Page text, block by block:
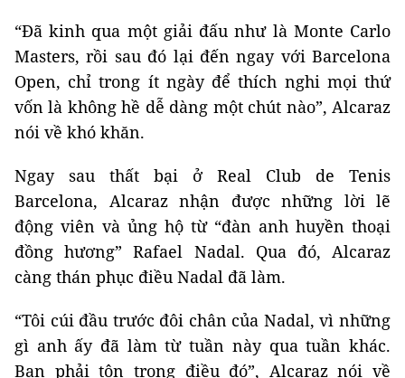
“Đã kinh qua một giải đấu như là Monte Carlo
Masters, rồi sau đó lại đến ngay với Barcelona
Open, chỉ trong ít ngày để thích nghi mọi thứ
vốn là không hề dễ dàng một chút nào”, Alcaraz
nói về khó khăn.
Ngay sau thất bại ở Real Club de Tenis
Barcelona, Alcaraz nhận được những lời lẽ
động viên và ủng hộ từ “đàn anh huyền thoại
đồng hương” Rafael Nadal. Qua đó, Alcaraz
càng thán phục điều Nadal đã làm.
“Tôi cúi đầu trước đôi chân của Nadal, vì những
gì anh ấy đã làm từ tuần này qua tuần khác.
Bạn phải tôn trọng điều đó”, Alcaraz nói về